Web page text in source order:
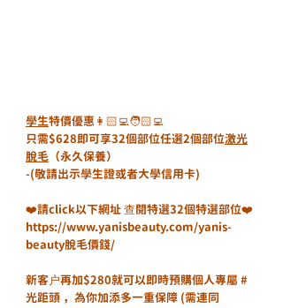
學生特價優惠👩🏻‍💻🧑🏻‍💻
只需$628即可享32個部位任選2個部位激光
脫毛 （永久保養）
-(敬請出示學生證或者大學信用卡)
❤️請click以下網址 查閱特選32個特選部位❤️
https://www.yanisbeauty.com/yanis-
beauty脫毛價錢/
新客户再加$280就可以即時預購個人專屬 #
光距頭 ，為你加添多一重保障 (需連同